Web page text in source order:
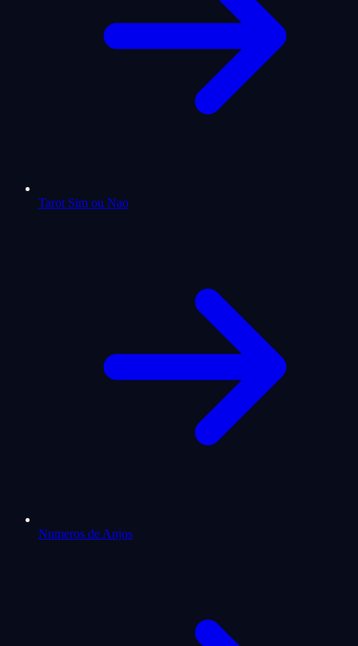
Tarot Sim ou Nao
Numeros de Anjos